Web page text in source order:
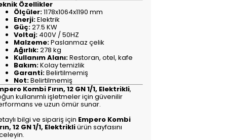
Özellikler
Ölçüler:1178x1064x1190 mm
Enerji:Elektrik
Güç:27.5 KW
Voltaj: 400V / 50HZ
Malzeme:Paslanmaz çelik
Ağırlık:278 kg
Kullanım Alanı:Restoran, otel, kafe
Bakım:Kolay temizlik
Garanti:Belirtilmemiş
Not:Belirtilmemiş
Kombi Fırın, 12 GN 1/1, Elektrikli,
kullanımlı işletmeler için güvenilir
ve uzun ömür sunar.
bilgi ve sipariş için Empero Kombi
12 GN 1/1, Elektrikliürün sayfasını